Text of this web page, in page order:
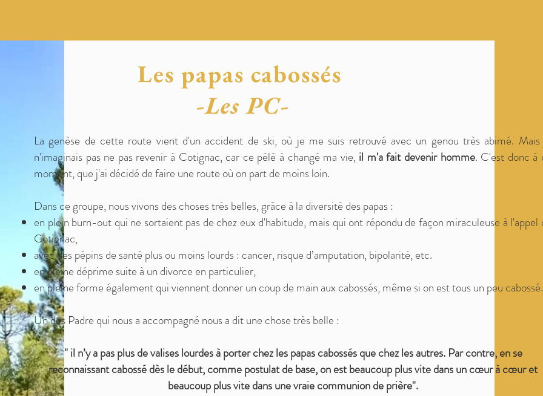
Les papas cabossés
-Les PC-
La genèse de cette route vient d'un accident de ski, où je me suis retrouvé avec un genou très abimé.
n'imaginais pas ne pas revenir à Cotignac, car ce pélé à changé ma vie, il m'a fait devenir homme. C'est donc à
moment, que j'ai décidé de faire une route où on part de moins loin.
Dans ce groupe, nous vivons des choses très belles, grâce à la diversité des papas :
en plein burn-out qui ne sortaient pas de chez eux d'habitude, mais qui ont répondu de façon miraculeuse à l'appel
Cotignac,
avec des pépins de santé plus ou moins lourds : cancer, risque d’amputation, bipolarité, etc.
en pleine déprime suite à un divorce en particulier,
en pleine forme également qui viennent donner un coup de main aux cabossés, même si on est tous un peu
Un des Padre qui nous a accompagné nous a dit une chose très belle :
" il n’y a pas plus de valises lourdes à porter chez les papas cabossés que chez les autres. Par contre, en se
reconnaissant cabossé dès le début, comme postulat de base, on est beaucoup plus vite dans un cœur à cœur et
beaucoup plus vite dans une vraie communion de prière".